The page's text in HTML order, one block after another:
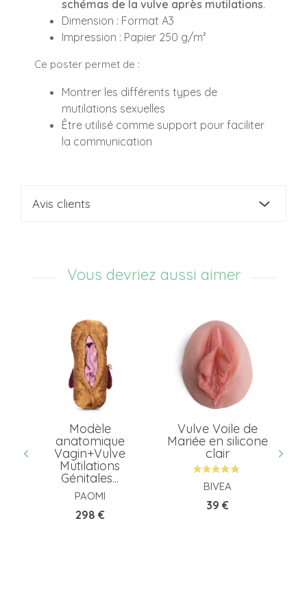
schémas de la vulve après mutilations.
Dimension : Format A3
Impression : Papier 250 g/m²
Ce poster permet de :
Montrer les différents types de
mutilations sexuelles
Être utilisé comme support pour faciliter
la communication
Avis clients
Vous devriez aussi aimer
Modèle
anatomique
Vagin+Vulve
Mutilations
Génitales...
PAOMI
Prix
298 €
Vulve Voile de
Mariée en silicone
clair
BIVEA
Prix
39 €